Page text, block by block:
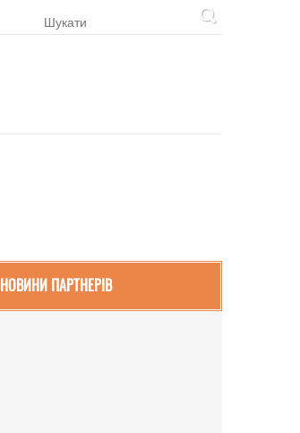
НОВИНИ ПАРТНЕРІВ